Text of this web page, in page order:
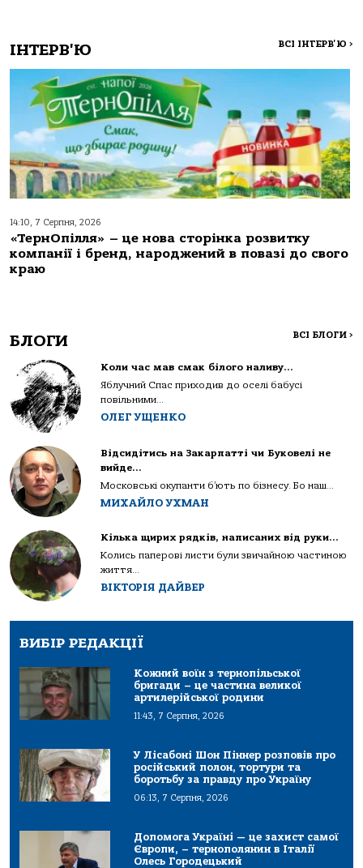
ІНТЕРВ'Ю ВСІ ІНТЕРВ'Ю >
14:10, 7 Серпня, 2026
«ТернОпілля» – це нова сторінка розвитку
компанії і бренд, народжений в повазі до свого
краю
БЛОГИ ВСІ БЛОГИ >
Коли час мав смак білого наливу…
Яблучний Спас приходив до оселі бабусі
повільними...
ОЛЕГ УЩЕНКО
Відсидітись на Закарпатті чи Буковелі не
вийде…
Московські окупанти б’ють по бізнесу. Бо наш...
МИХАЙЛО УХМАН
Кілька щирих рядків, написаних від руки…
Колись паперові листи були звичайною частиною
життя...
ВІКТОРІЯ ДАЙВЕР
ВИБІР РЕДАКЦІЇ
Кожний воїн з тернопільської
бригади – це частина великої
артилерійської родини
11:43, 7 Серпня, 2026
У Лісабоні Шон Піннер розповів про
російський полон, тортури та
боротьбу за правду про Україну
06:13, 7 Серпня, 2026
Допомога Україні — це захист самої
Європи, – тернополянин в Італії
Олесь Городецький